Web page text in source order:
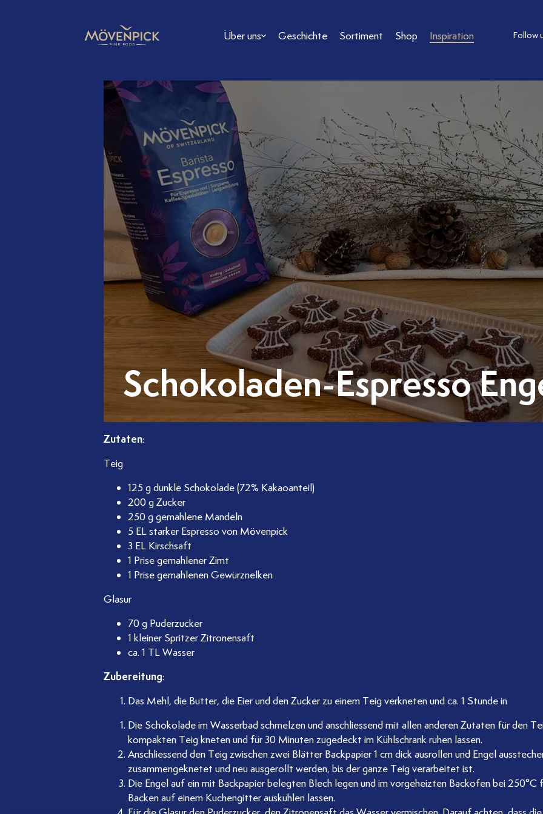
Über uns Geschichte Sortiment Shop Inspiration Follow
Schokoladen-Espresso
Zutaten:
Teig
125 g dunkle Schokolade (72% Kakaoanteil)
200 g Zucker
250 g gemahlene Mandeln
5 EL starker Espresso von Mövenpick
3 EL Kirschsaft
1 Prise gemahlener Zimt
1 Prise gemahlenen Gewürznelken
Glasur
70 g Puderzucker
1 kleiner Spritzer Zitronensaft
ca. 1 TL Wasser
Zubereitung:
Das Mehl, die Butter, die Eier und den Zucker zu einem Teig verkneten und ca. 1 Stunde in
Die Schokolade im Wasserbad schmelzen und anschliessend mit allen anderen Zutaten für den
kompakten Teig kneten und für 30 Minuten zugedeckt im Kühlschrank ruhen lassen.
Anschliessend den Teig zwischen zwei Blätter Backpapier 1 cm dick ausrollen und Engel
zusammengeknetet und neu ausgerollt werden, bis der ganze Teig verarbeitet ist.
Die Engel auf ein mit Backpapier belegten Blech legen und im vorgeheizten Backofen bei
Backen auf einem Kuchengitter auskühlen lassen.